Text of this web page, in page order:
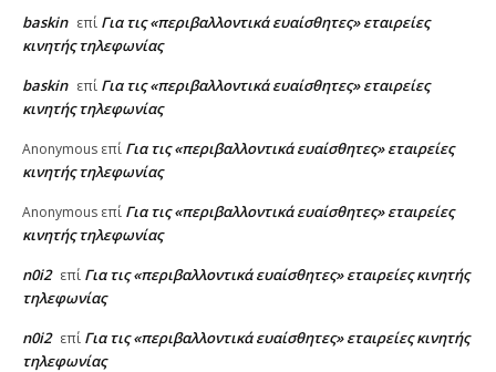
baskin επί Για τις «περιβαλλοντικά ευαίσθητες» εταιρείες
κινητής τηλεφωνίας
baskin επί Για τις «περιβαλλοντικά ευαίσθητες» εταιρείες
κινητής τηλεφωνίας
Anonymous επί Για τις «περιβαλλοντικά ευαίσθητες» εταιρείες
κινητής τηλεφωνίας
Anonymous επί Για τις «περιβαλλοντικά ευαίσθητες» εταιρείες
κινητής τηλεφωνίας
n0i2 επί Για τις «περιβαλλοντικά ευαίσθητες» εταιρείες κινητής
τηλεφωνίας
n0i2 επί Για τις «περιβαλλοντικά ευαίσθητες» εταιρείες κινητής
τηλεφωνίας